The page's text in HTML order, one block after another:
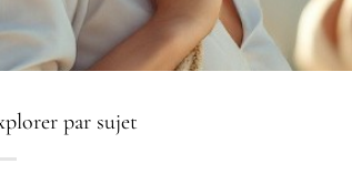
par sujet